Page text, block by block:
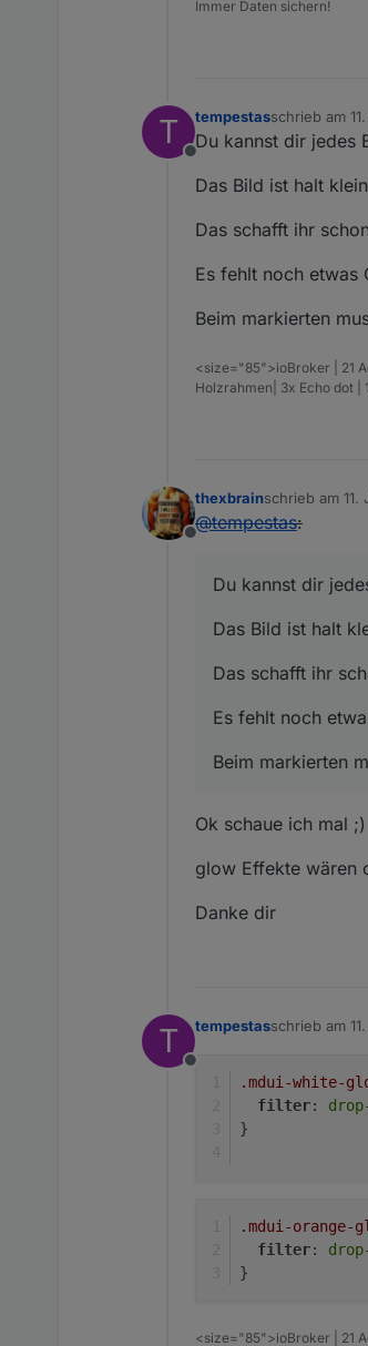
Immer Daten sichern!
T
Offline
tempestasschrieb am
zuletzt
Du kannst dir jedes
Das Bild ist halt
Das schafft ihr
Es fehlt noch etwas
Beim markierten
<size="85">ioBroker | 21
Holzrahmen| 3x Echo dot |
Offline
thexbrainschrieb am 11.
zuletzt editiert
@tempestas:
Du kannst dir
Das Bild ist halt
Das schafft ihr
Es fehlt noch
Beim markierten
Ok schaue ich mal ;)
glow Effekte wären
Danke dir
T
Offline
tempestasschrieb am
zuletzt
.mdui-white-
filter:
}
.mdui-orange-
filter:
}
<size="85">ioBroker | 21